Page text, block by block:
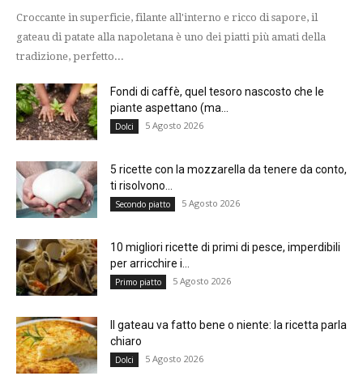
Croccante in superficie, filante all'interno e ricco di sapore, il
gateau di patate alla napoletana è uno dei piatti più amati della
tradizione, perfetto...
Fondi di caffè, quel tesoro nascosto che le
piante aspettano (ma...
Dolci 5 Agosto 2026
5 ricette con la mozzarella da tenere da conto,
ti risolvono...
Secondo piatto 5 Agosto 2026
10 migliori ricette di primi di pesce, imperdibili
per arricchire i...
Primo piatto 5 Agosto 2026
Il gateau va fatto bene o niente: la ricetta parla
chiaro
Dolci 5 Agosto 2026